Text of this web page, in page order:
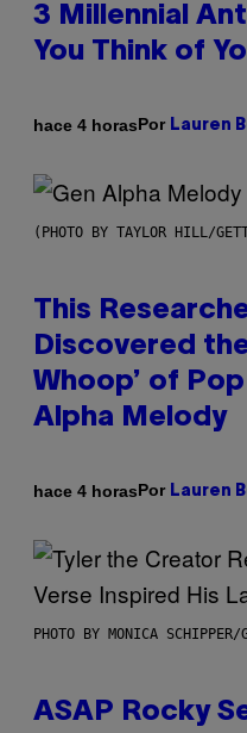
3 Millennial
You Think of
hace 4 horasPor Lauren
(PHOTO BY TAYLOR HILL/
This
Discovered
Whoop’ of
Alpha Melody
hace 4 horasPor Lauren
PHOTO BY MONICA SCHIPPER/
ASAP Rocky